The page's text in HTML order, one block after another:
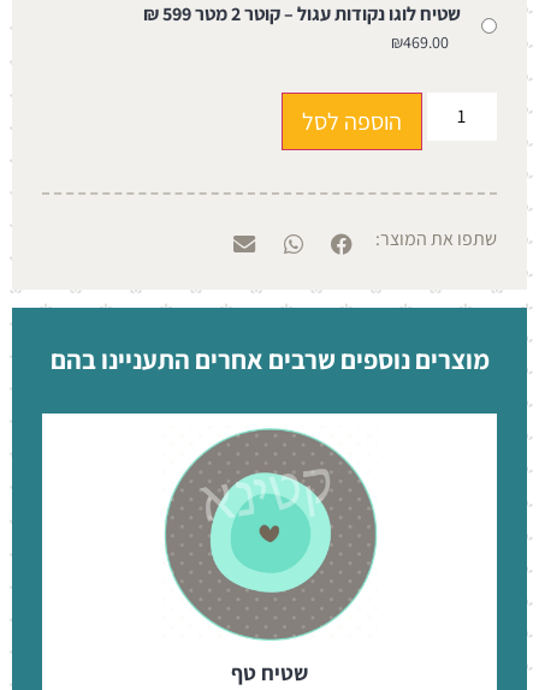
שטיח לוגו נקודות עגול – קוטר 2 מטר 599 ₪
₪469.00
הוספה לסל
שתפו את המוצר:
מוצרים נוספים שרבים אחרים התעניינו בהם
שטיח טף